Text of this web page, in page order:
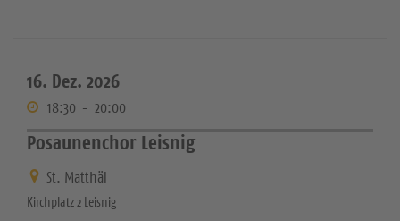
16. Dez. 2026
18:30 - 20:00
Posaunenchor Leisnig
St. Matthäi
Kirchplatz 2 Leisnig